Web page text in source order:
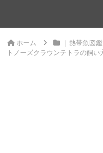
ホーム ｜熱帯魚図鑑
トノーズクラウンテトラの飼い